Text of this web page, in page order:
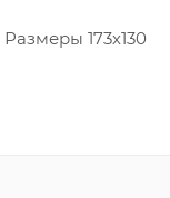
173х130